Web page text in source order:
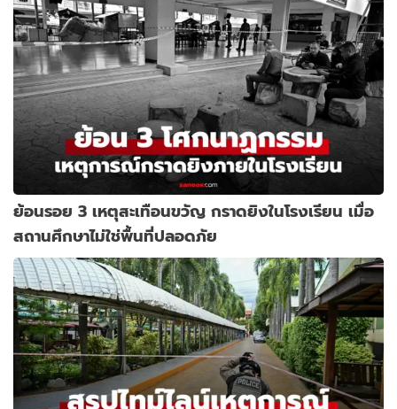
ย้อนรอย 3 เหตุสะเทือนขวัญ กราดยิงในโรงเรียน เมื่อ
สถานศึกษาไม่ใช่พื้นที่ปลอดภัย